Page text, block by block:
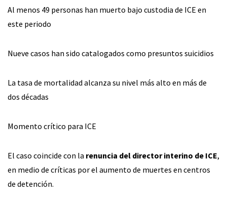
Al menos 49 personas han muerto bajo custodia de ICE en
este periodo
Nueve casos han sido catalogados como presuntos suicidios
La tasa de mortalidad alcanza su nivel más alto en más de
dos décadas
Momento crítico para ICE
El caso coincide con la renuncia del director interino de ICE,
en medio de críticas por el aumento de muertes en centros
de detención.